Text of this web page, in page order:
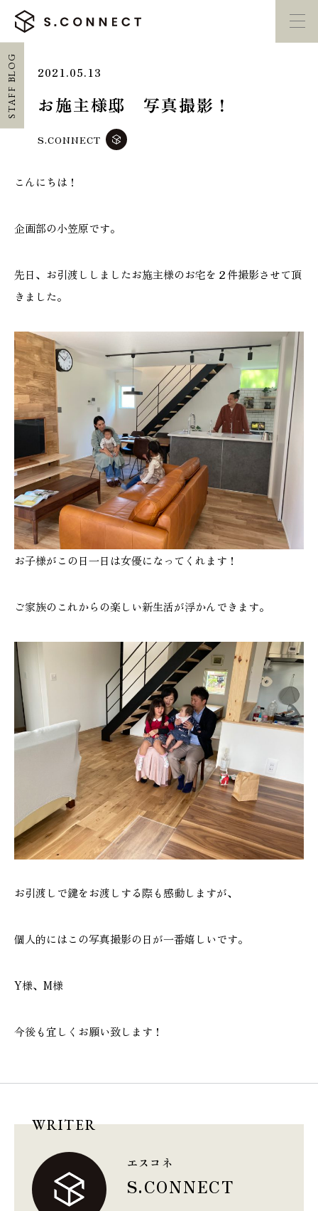
HOME
エスコネについて
施工実績
GALLERY
施工ギャラリー
STAFF BLOG
スタッフブログ
COMPANY
会社情報
ACCESS MAP
家づくり勉強会
053-488-5127
10:00〜19:00 水曜定休
浜松店
053-430-5123
10:00〜19:00 水曜定休
STAFF BLOG 2021.05.13
お施主様邸 写真撮影！
S.CONNECT
こんにちは！
企画部の小笠原です。
先日、お引渡ししましたお施主様のお宅を２件撮影させて頂
きました。
お子様がこの日一日は女優になってくれます！
ご家族のこれからの楽しい新生活が浮かんできます。
お引渡しで鍵をお渡しする際も感動しますが、
個人的にはこの写真撮影の日が一番嬉しいです。
Y様、M様
今後も宜しくお願い致します！
WRITER
エスコネ
S.CONNECT